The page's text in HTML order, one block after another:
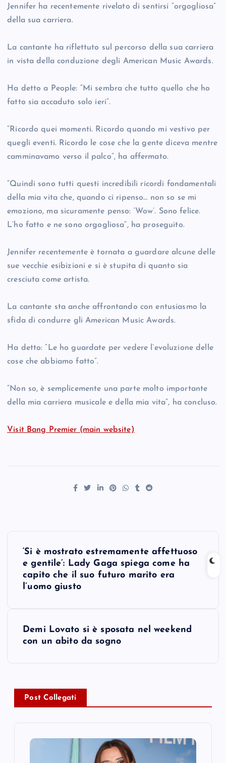
Jennifer ha recentemente rivelato di sentirsi “orgogliosa”
della sua carriera.
La cantante ha riflettuto sul percorso della sua carriera
in vista della conduzione degli American Music Awards.
Ha detto a People: “Mi sembra che tutto quello che ho
fatto sia accaduto solo ieri”.
“Ricordo quei momenti. Ricordo quando mi vestivo per
quegli eventi. Ricordo le cose che la gente diceva mentre
camminavamo verso il palco”, ha affermato.
“Quindi sono tutti questi incredibili ricordi fondamentali
della mia vita che, quando ci ripenso… non so se mi
emoziono, ma sicuramente penso: ‘Wow’. Sono felice.
L’ho fatto e ne sono orgogliosa”, ha proseguito.
Jennifer recentemente è tornata a guardare alcune delle
sue vecchie esibizioni e si è stupita di quanto sia
cresciuta come artista.
La cantante sta anche affrontando con entusiasmo la
sfida di condurre gli American Music Awards.
Ha detto: “Le ho guardate per vedere l’evoluzione delle
cose che abbiamo fatto”.
“Non so, è semplicemente una parte molto importante
della mia carriera musicale e della mia vita”, ha concluso.
Visit Bang Premier (main website)
v
‘Si è mostrato estremamente affettuoso
e gentile’: Lady Gaga spiega come ha
capito che il suo futuro marito era
l’uomo giusto
Demi Lovato si è sposata nel weekend
con un abito da sogno
Post Collegati